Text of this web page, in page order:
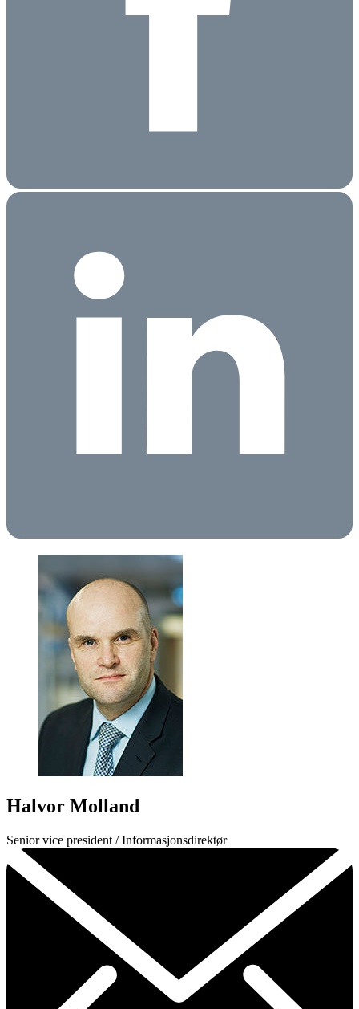
Halvor Molland
Senior vice president / Informasjonsdirektør